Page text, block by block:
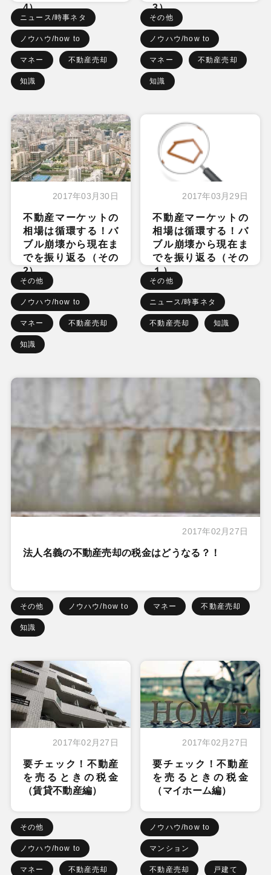
4）
ニュース/時事ネタ
ノウハウ/how to
マネー 不動産売却
知識
3）
その他
ノウハウ/how to
マネー 不動産売却
知識
2017年03月30日
不動産マーケットの
相場は循環する！バ
ブル崩壊から現在ま
でを振り返る（その
2）
その他
ノウハウ/how to
マネー 不動産売却
知識
2017年03月29日
不動産マーケットの
相場は循環する！バ
ブル崩壊から現在ま
でを振り返る（その
１）
その他
ニュース/時事ネタ
不動産売却 知識
2017年02月27日
法人名義の不動産売却の税金はどうなる？！
その他 ノウハウ/how to マネー 不動産売却
知識
2017年02月27日
要チェック！不動産
を売るときの税金
（賃貸不動産編）
その他
ノウハウ/how to
マネー 不動産売却
2017年02月27日
要チェック！不動産
を売るときの税金
（マイホーム編）
ノウハウ/how to
マンション
不動産売却 戸建て